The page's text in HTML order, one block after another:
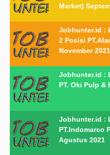
Market)
Jobhunter.id :
2 Posisi
November 2021
Jobhunter.id :
PT. Oki Pulp &
Jobhunter.id :
PT.Indomarco
Agustus 2021